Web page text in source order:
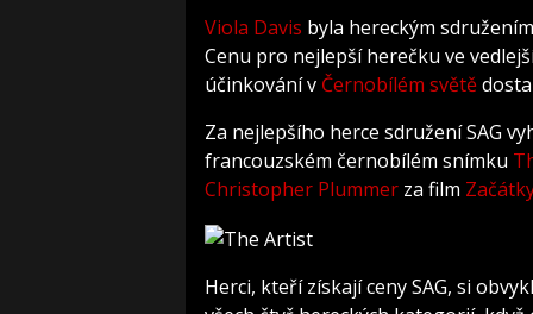
Viola Davis byla hereckým
Cenu pro nejlepší herečku ve
účinkování v Černobílém světě
Za nejlepšího herce sdružení SAG
francouzském černobílém snímku
Christopher Plummer za film
Herci, kteří získají ceny SAG, si